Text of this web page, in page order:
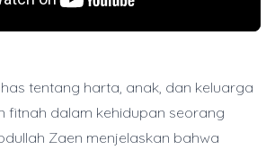
tentang harta, anak, dan keluarga
fitnah dalam kehidupan seorang
Zaen menjelaskan bahwa